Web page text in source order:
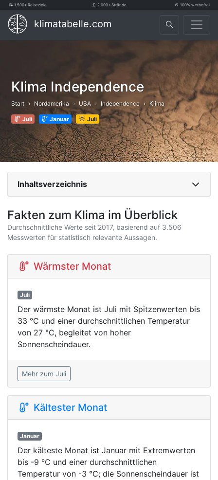
1.500+ Reiseziele 2.000+ Strände 100% werbefrei
klimatabelle.com
Klima Independence
Start Nordamerika USA Independence Klima
Juli Januar Juli
Inhaltsverzeichnis
Fakten zum Klima im Überblick
Durchschnittliche Werte seit 2017, basierend auf 3.506
Messwerten für statistisch relevante Aussagen.
Wärmster Monat
Juli
Der wärmste Monat ist Juli mit Spitzenwerten bis
33 °C und einer durchschnittlichen Temperatur
von 27 °C, begleitet von hoher
Sonnenscheindauer.
Mehr zum Juli
Kältester Monat
Januar
Der kälteste Monat ist Januar mit Extremwerten
bis -9 °C und einer durchschnittlichen
Temperatur von -3 °C; die Sonnenscheindauer ist